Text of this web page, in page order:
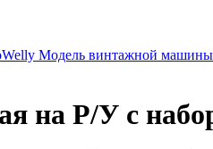
Welly Модель винтажной машины
на Р/У с